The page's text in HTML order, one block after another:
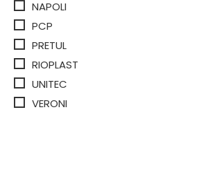
NAPOLI
PCP
PRETUL
RIOPLAST
UNITEC
VERONI